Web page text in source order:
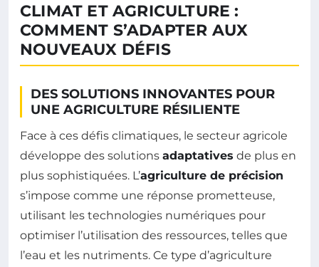
CLIMAT ET AGRICULTURE :
COMMENT S’ADAPTER AUX
NOUVEAUX DÉFIS
DES SOLUTIONS INNOVANTES POUR
UNE AGRICULTURE RÉSILIENTE
Face à ces défis climatiques, le secteur agricole
développe des solutions adaptatives de plus en
plus sophistiquées. L’agriculture de précision
s’impose comme une réponse prometteuse,
utilisant les technologies numériques pour
optimiser l’utilisation des ressources, telles que
l’eau et les nutriments. Ce type d’agriculture